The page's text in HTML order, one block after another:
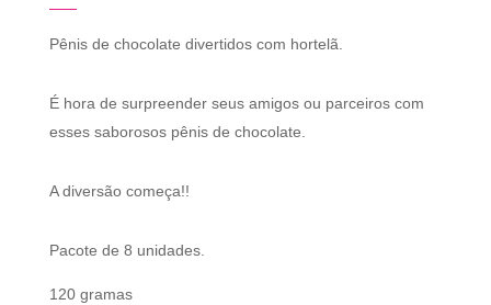
Pênis de chocolate divertidos com hortelã.
É hora de surpreender seus amigos ou parceiros com
esses saborosos pênis de chocolate.
A diversão começa!!
Pacote de 8 unidades.
120 gramas